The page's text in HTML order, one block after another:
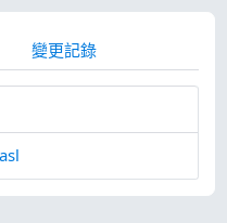
變更記錄